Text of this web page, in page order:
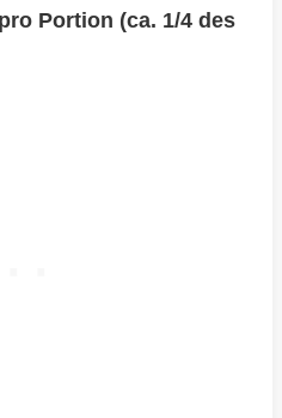
Portion (ca. 1/4 des